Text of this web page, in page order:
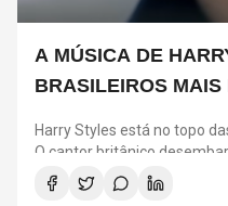
A MÚSICA DE
BRASILEIROS
Harry Styles está no topo
O cantor britânico
semana para cumprir uma
capital paulista.